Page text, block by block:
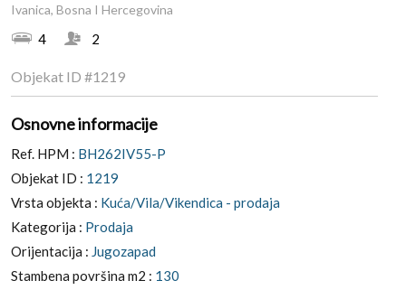
Ivanica, Bosna I Hercegovina
4 2
Objekat ID #1219
Osnovne informacije
Ref. HPM : BH262IV55-P
Objekat ID : 1219
Vrsta objekta : Kuća/Vila/Vikendica - prodaja
Kategorija : Prodaja
Orijentacija : Jugozapad
Stambena površina m2 : 130